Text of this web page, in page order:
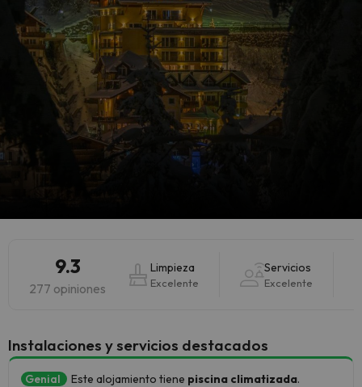
9.3
277 opiniones
Limpieza
Excelente
Servicios
Excelente
Instalaciones y servicios destacados
Genial Este alojamiento tiene piscina climatizada.